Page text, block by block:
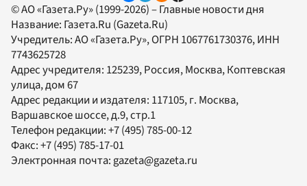
© АО «Газета.Ру» (1999-2026) – Главные новости дня
Название: Газета.Ru (Gazeta.Ru)
Учредитель:АО «Газета.Ру», ОГРН 1067761730376, ИНН
7743625728
Адрес учредителя: 125239, Россия, Москва, Коптевская
улица, дом 67
Адрес редакции и издателя: 117105, г. Москва,
Варшавское шоссе, д.9, стр.1
Телефон редакции:+7 (495) 785-00-12
Факс:+7 (495) 785-17-01
Электронная почта: gazeta@gazeta.ru